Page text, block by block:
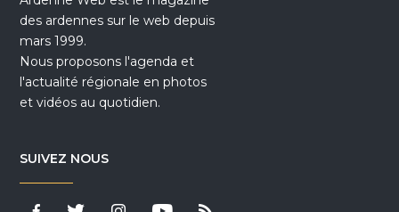
des ardennes sur le web depuis
mars 1999.
Nous proposons l'agenda et
l'actualité régionale en photos
et vidéos au quotidien.
SUIVEZ NOUS